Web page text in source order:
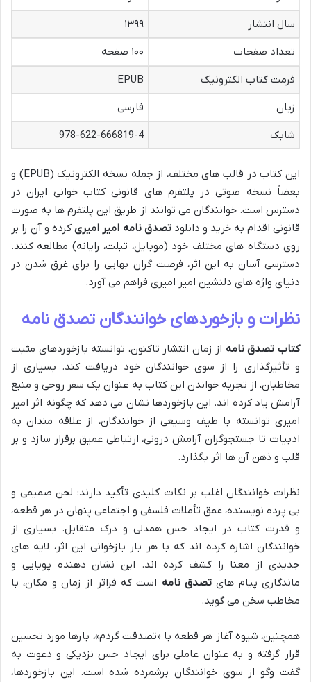
سال انتشار
۱۳۹۹
تعداد صفحات
۱۰۰ صفحه
فرمت کتاب الکترونیک
EPUB
زبان
فارسی
شابک
978-622-666819-4
این کتاب در قالب های مختلف، از جمله نسخه الکترونیک (EPUB) و
بعضاً نسخه صوتی در پلتفرم های قانونی کتاب خوانی ایران در
دسترس است. خوانندگان می توانند از طریق این پلتفرم ها به صورت
قانونی اقدام به خرید و دانلودتصدق نامه امیر امیریکرده و آن را بر
روی دستگاه های مختلف خود (موبایل، تبلت، رایانه) مطالعه کنند.
دسترسی آسان به این اثر، فرصت گران بهایی را برای غرق شدن در
دنیای واژه های دلنشین امیر امیری فراهم می آورد.
نظرات و بازخوردهای خوانندگان تصدق نامه
کتاب تصدق نامه از زمان انتشار تاکنون، توانسته بازخوردهای مثبت
و تأثیرگذاری را از سوی خوانندگان خود دریافت کند. بسیاری از
مخاطبان، از تجربه خواندن این کتاب به عنوان یک سفر روحی و منبع
آرامش یاد کرده اند. این بازخوردها نشان می دهد که چگونه اثر امیر
امیری توانسته با طیف وسیعی از خوانندگان، از علاقه مندان به
ادبیات تا جستجوگران آرامش درونی، ارتباطی عمیق برقرار سازد و بر
قلب و ذهن آن ها اثر بگذارد.
نظرات خوانندگان اغلب بر نکات کلیدی تأکید دارند: لحن صمیمی و
بی پرده نویسنده، عمق تأملات فلسفی و اجتماعی پنهان در هر قطعه،
و قدرت کتاب در ایجاد حس همدلی و درک متقابل. بسیاری از
خوانندگان اشاره کرده اند که با هر بار بازخوانی این اثر، لایه های
جدیدی از معنا را کشف کرده اند. این نشان دهنده پویایی و
ماندگاری پیام های تصدق نامه است که فراتر از زمان و مکان، با
مخاطب سخن می گوید.
همچنین، شیوه آغاز هر قطعه با «تصدقت گردم»، بارها مورد تحسین
قرار گرفته و به عنوان عاملی برای ایجاد حس نزدیکی و دعوت به
گفت وگو از سوی خوانندگان برشمرده شده است. این بازخوردها،